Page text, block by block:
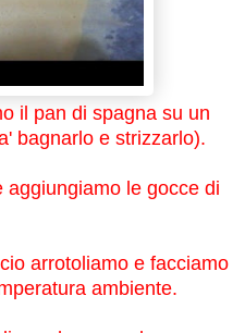
il pan di spagna su un
bagnarlo e strizzarlo).
aggiungiamo le gocce di
arrotoliamo e facciamo
ambiente.